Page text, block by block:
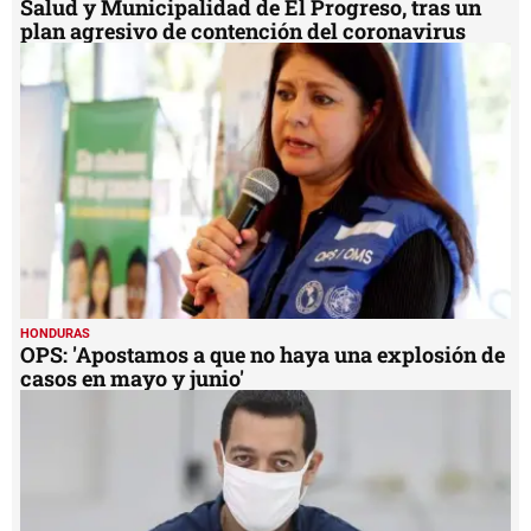
Salud y Municipalidad de El Progreso, tras un
plan agresivo de contención del coronavirus
HONDURAS
OPS: 'Apostamos a que no haya una explosión de
casos en mayo y junio'